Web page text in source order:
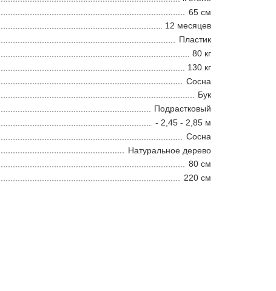
65 см
12 месяцев
Пластик
80 кг
130 кг
Сосна
Бук
Подрастковый
- 2,45 - 2,85 м
Сосна
Натуральное дерево
80 см
220 см